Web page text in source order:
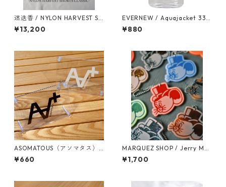
迷迭香 / NYLON HARVEST SH
ORTS CLASSIC
¥13,200
EVERNEW / Aquajacket 333
ml FC
¥880
ASOMATOUS（アソマタス）
「A∀＋」カッティングステッ
カー マットブラック
¥660
MARQUEZ SHOP / Jerry Mar
quez Face キーホルダー
¥1,700